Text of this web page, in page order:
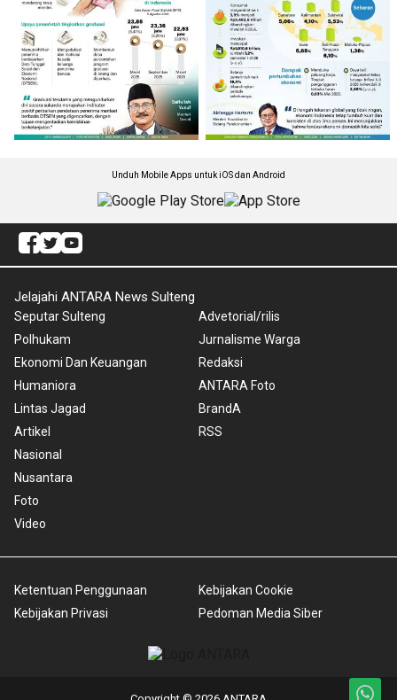
Unduh Mobile Apps untuk iOS dan Android
Jelajahi ANTARA News Sulteng
Seputar Sulteng
Polhukam
Ekonomi Dan Keuangan
Humaniora
Lintas Jagad
Artikel
Nasional
Nusantara
Foto
Video
Advetorial/rilis
Jurnalisme Warga
Redaksi
ANTARA Foto
BrandA
RSS
Ketentuan Penggunaan
Kebijakan Privasi
Kebijakan Cookie
Pedoman Media Siber